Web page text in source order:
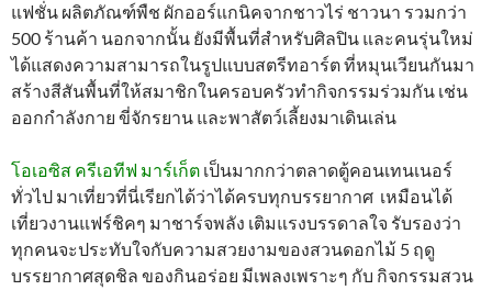
แฟชั่น ผลิตภัณฑ์พืช ผักออร์แกนิคจากชาวไร่ ชาวนา รวมกว่า
500 ร้านค้า นอกจากนั้น ยังมีพื้นที่สำหรับศิลปิน และคนรุ่นใหม่
ได้แสดงความสามารถในรูปแบบสตรีทอาร์ต ที่หมุนเวียนกันมา
สร้างสีสันพื้นที่ให้สมาชิกในครอบครัวทำกิจกรรมร่วมกัน เช่น
ออกกำลังกาย ขี่จักรยาน และพาสัตว์เลี้ยงมาเดินเล่น
โอเอซิส ครีเอทีฟ มาร์เก็ต เป็นมากกว่าตลาดตู้คอนเทนเนอร์
ทั่วไป มาเที่ยวที่นี่เรียกได้ว่าได้ครบทุกบรรยากาศ เหมือนได้
เที่ยวงานแฟร์ชิคๆ มาชาร์จพลัง เติมแรงบรรดาลใจ รับรองว่า
ทุกคนจะประทับใจกับความสวยงามของสวนดอกไม้ 5 ฤดู
บรรยากาศสุดชิล ของกินอร่อย มีเพลงเพราะๆ กับ กิจกรรมสวน